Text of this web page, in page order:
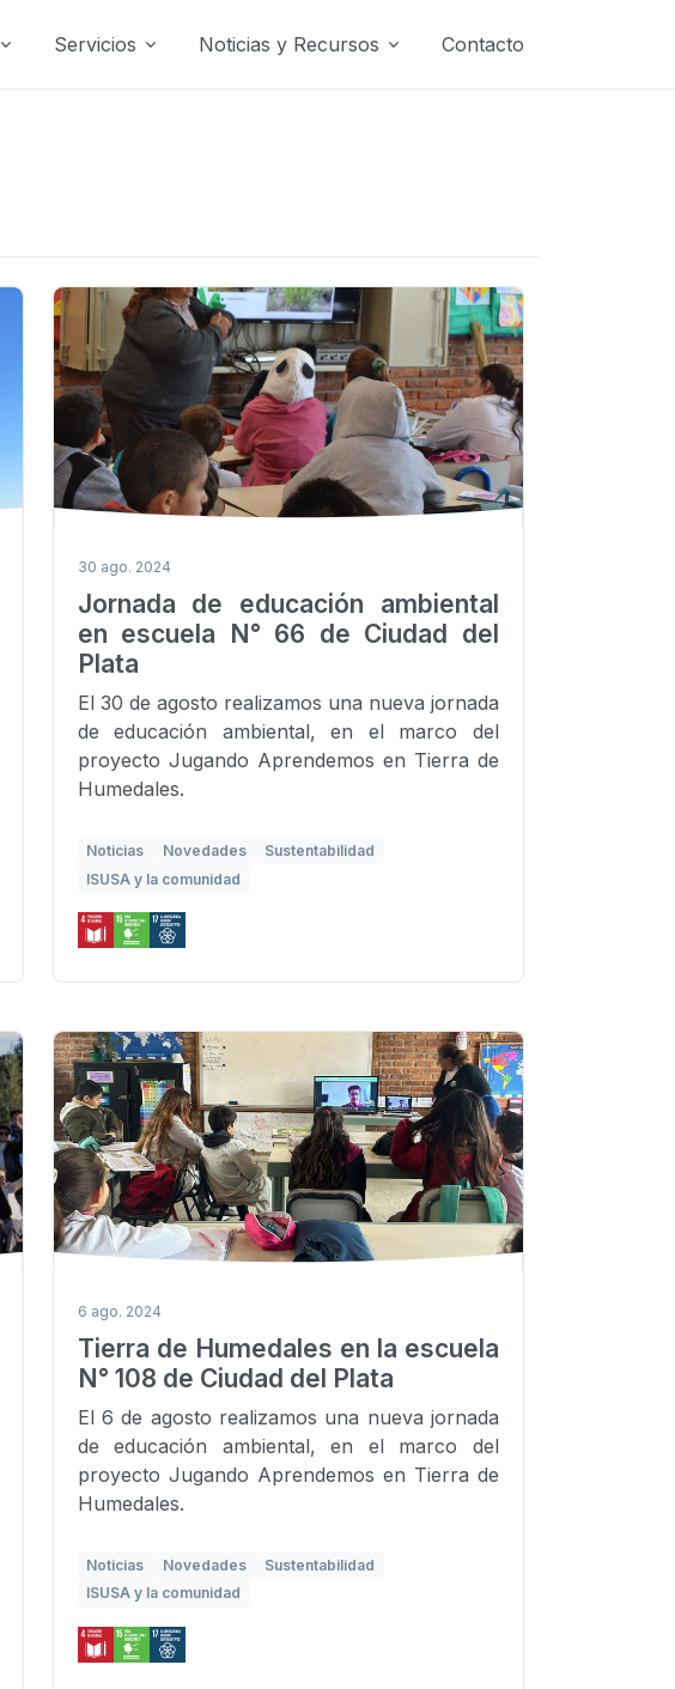
Servicios Noticias y Recursos Contacto
30 ago. 2024
Jornada de educación ambiental
en escuela N° 66 de Ciudad del
Plata
El 30 de agosto realizamos una nueva jornada
de educación ambiental, en el marco del
proyecto Jugando Aprendemos en Tierra de
Humedales.
Noticias Novedades
Sustentabilidad
ISUSA y la comunidad
6 ago. 2024
Tierra de Humedales en la escuela
N° 108 de Ciudad del Plata
El 6 de agosto realizamos una nueva jornada
de educación ambiental, en el marco del
proyecto Jugando Aprendemos en Tierra de
Humedales.
Noticias Novedades
Sustentabilidad
ISUSA y la comunidad